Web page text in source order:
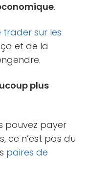
.
trader sur les
et de la
plus
pouvez payer
ce n’est pas du
paires de